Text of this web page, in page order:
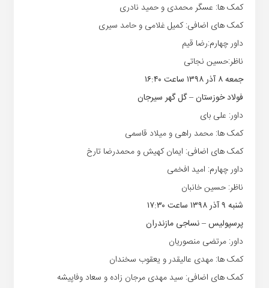
کمک ها: عسگر محمدی و حمید نادری
کمک های اضافی: کمیل غلامی و حامد سیری
داور چهارم:رضا قیم
ناظر:حسین نجاتی
جمعه ۸ آذر ۱۳۹۸ ساعت ۱۶:۴۰
فولاد خوزستان – گل گهر سیرجان
داور: علی بای
کمک ها: محمد راهی و میلاد قاسمی
کمک های اضافی: ایمان کهیش و محمدرضا تارخ
داور چهارم: امید افخمی
ناظر: حسین خانبان
شنبه ۹ آذر ۱۳۹۸ ساعت ۱۷:۳۰
پرسپولیس – نساجی مازندران
داور: مرتضی منصوریان
کمک ها: مهدی عالیقدر و یعقوب سخندان
کمک های اضافی: سید مهدی مرجان زاده و سعاد وفاپیشه